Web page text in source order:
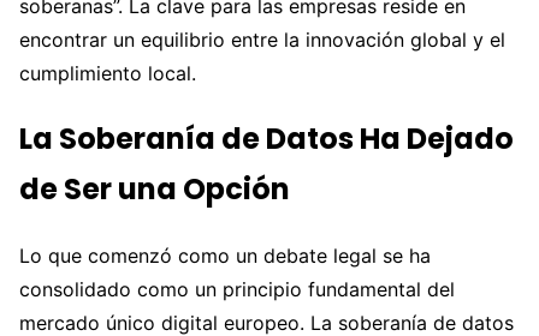
soberanas”. La clave para las empresas reside en
encontrar un equilibrio entre la innovación global y el
cumplimiento local.
La Soberanía de Datos Ha Dejado
de Ser una Opción
Lo que comenzó como un debate legal se ha
consolidado como un principio fundamental del
mercado único digital europeo. La soberanía de datos